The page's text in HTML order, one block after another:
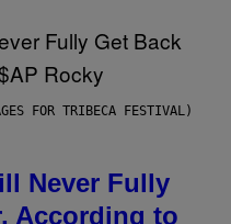
FOR TRIBECA FESTIVAL)
Never Fully
According to